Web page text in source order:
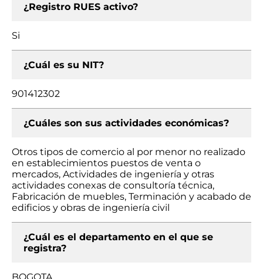
¿Registro RUES activo?
Si
¿Cuál es su NIT?
901412302
¿Cuáles son sus actividades económicas?
Otros tipos de comercio al por menor no realizado
en establecimientos puestos de venta o
mercados, Actividades de ingeniería y otras
actividades conexas de consultoría técnica,
Fabricación de muebles, Terminación y acabado de
edificios y obras de ingeniería civil
¿Cuál es el departamento en el que se
registra?